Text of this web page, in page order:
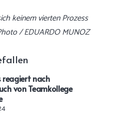
keinem vierten Prozess
/ EDUARDO MUNOZ
reagiert nach
von Teamkollege